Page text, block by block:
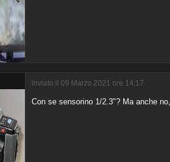
inviato il 09 Marzo 2021 ore 14:17
Con se sensorino 1/2.3"? Ma anche